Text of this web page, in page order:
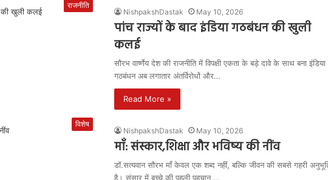
राजनीति
NishpakshDastak May 10, 2026
पांच राज्यों के बाद इंडिया गठबंधन की खुली
कलई
सौरभ वार्ष्णेय देश की राजनीति में विपक्षी एकता के बड़े दावे के साथ बना इंडिया
गठबंधन अब लगातार अंतर्विरोधों और…
Read More »
विशेष
NishpakshDastak May 10, 2026
माँ: संस्कार,शिक्षा और भविष्य की नींव
डॉ.सत्यवान सौरभ माँ केवल एक शब्द नहीं, बल्कि जीवन की सबसे गहरी
है। संसार में बच्चे की पहली पहचान,…